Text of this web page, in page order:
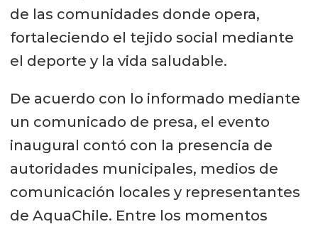
de las comunidades donde opera,
fortaleciendo el tejido social mediante
el deporte y la vida saludable.
De acuerdo con lo informado mediante
un comunicado de presa, el evento
inaugural contó con la presencia de
autoridades municipales, medios de
comunicación locales y representantes
de AquaChile. Entre los momentos